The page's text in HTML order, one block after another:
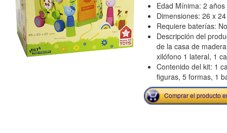
Edad Mínima: 2 años
Dimensiones: 26 x
Requiere baterías: No
Descripción del
de la casa de
xilófono 1 lateral, 1
Contenido del kit: 1
figuras, 5 formas, 1
Comprar el producto